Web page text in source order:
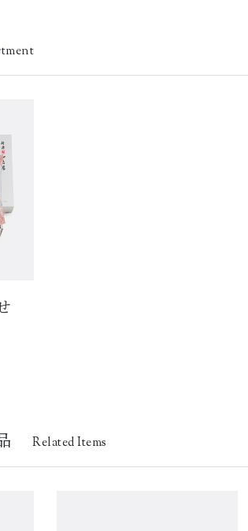
Related Items